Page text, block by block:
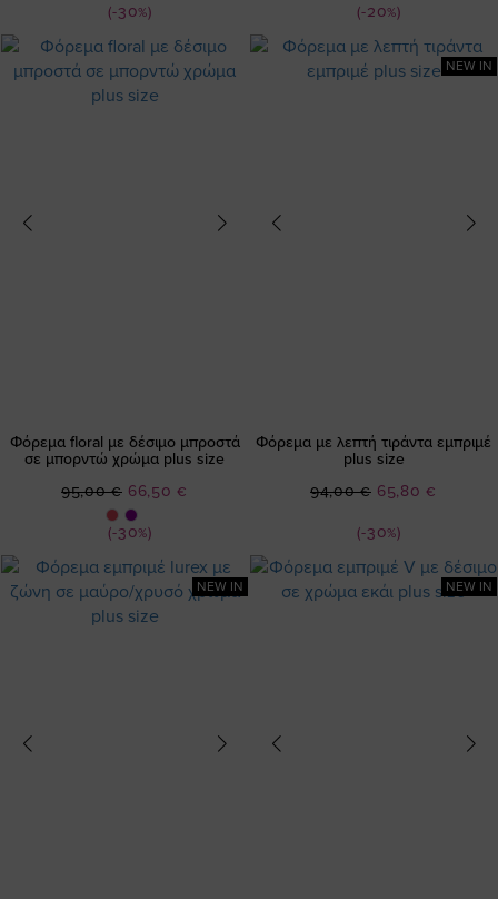
(-30%)
Τιμή
(-20%)
Φόρεμα floral με δέσιμο μπροστά
σε μπορντώ χρώμα plus size
(-30%)
Ειδική
Τιμή
66,50 €
95,00 €
NEW IN
Φόρεμα με λεπτή τιράντα εμπριμέ
plus size
(-30%)
Ειδική
65,80 €
94,00 €
NEW IN NEW IN